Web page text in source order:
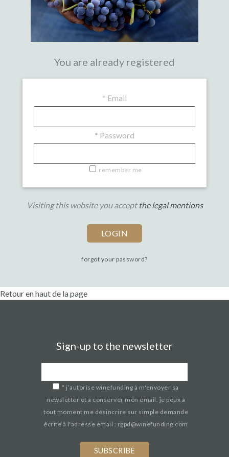
You are already registered
* Email
* Password
remember me
Visiting this website you accept the legal mentions
forgot your password?
Retour en haut de la page
Sign-up to the newsletter
* j’autorise winefunding à m'envoyer sa
newsletter et à conserver mon email. je peux à
tout moment me désincrire sur simple demande
écrite à l'adresse email : rgpd@winefunding.com